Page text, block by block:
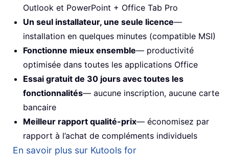
Outlook et PowerPoint + Office Tab Pro
Un seul installateur, une seule licence—
installation en quelques minutes (compatible MSI)
Fonctionne mieux ensemble— productivité
optimisée dans toutes les applications Office
Essai gratuit de 30 jours avec toutes les
fonctionnalités— aucune inscription, aucune carte
bancaire
Meilleur rapport qualité-prix— économisez par
rapport à l’achat de compléments individuels
En savoir plus sur Kutools for